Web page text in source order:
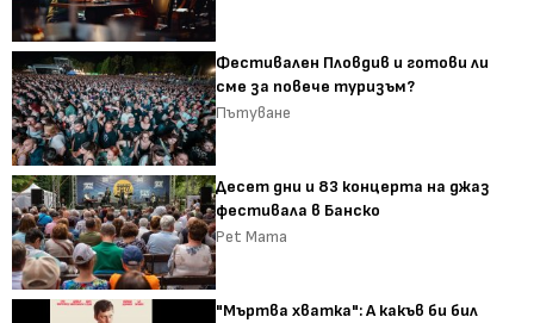
Фестивален Пловдив и готови ли
сме за повече туризъм?
Пътуване
Десет дни и 83 концерта на джаз
фестивала в Банско
Pet Mama
"Мъртва хватка": А какъв би бил